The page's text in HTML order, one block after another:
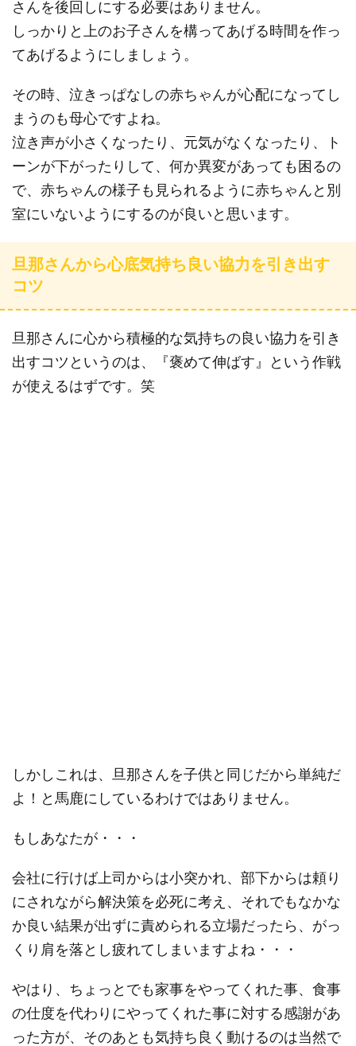
さんを後回しにする必要はありません。
しっかりと上のお子さんを構ってあげる時間を作っ
てあげるようにしましょう。
その時、泣きっぱなしの赤ちゃんが心配になってし
まうのも母心ですよね。
泣き声が小さくなったり、元気がなくなったり、ト
ーンが下がったりして、何か異変があっても困るの
で、赤ちゃんの様子も見られるように赤ちゃんと別
室にいないようにするのが良いと思います。
旦那さんから心底気持ち良い協力を引き出す
コツ
旦那さんに心から積極的な気持ちの良い協力を引き
出すコツというのは、『褒めて伸ばす』という作戦
が使えるはずです。笑
しかしこれは、旦那さんを子供と同じだから単純だ
よ！と馬鹿にしているわけではありません。
もしあなたが・・・
会社に行けば上司からは小突かれ、部下からは頼り
にされながら解決策を必死に考え、それでもなかな
か良い結果が出ずに責められる立場だったら、がっ
くり肩を落とし疲れてしまいますよね・・・
やはり、ちょっとでも家事をやってくれた事、食事
の仕度を代わりにやってくれた事に対する感謝があ
った方が、そのあとも気持ち良く動けるのは当然で